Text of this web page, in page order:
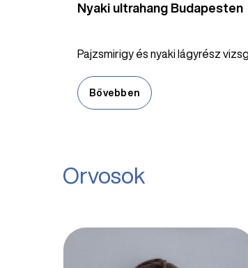
Nyaki ultrahang Budapesten
Pajzsmirigy és nyaki lágyrész
Bővebben
Orvosok